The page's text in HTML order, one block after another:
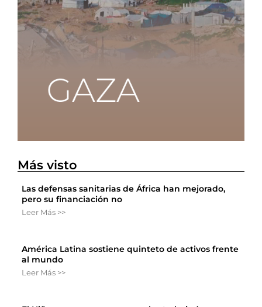
Más visto
Las defensas sanitarias de África han mejorado,
pero su financiación no
Leer Más >>
América Latina sostiene quinteto de activos frente
al mundo
Leer Más >>